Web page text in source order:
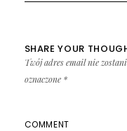
SHARE YOUR
Twój adres email nie
oznaczone *
COMMENT